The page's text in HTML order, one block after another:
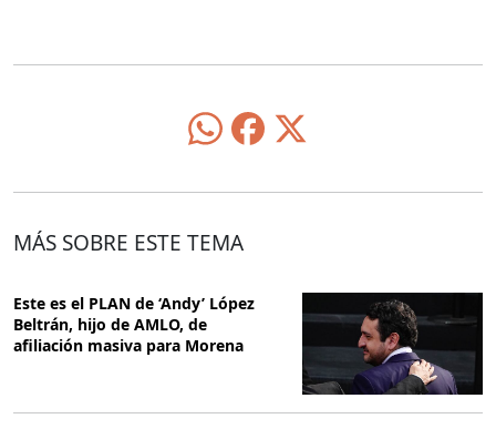
MÁS SOBRE ESTE TEMA
Este es el PLAN de ‘Andy’ López
Beltrán, hijo de AMLO, de
afiliación masiva para Morena